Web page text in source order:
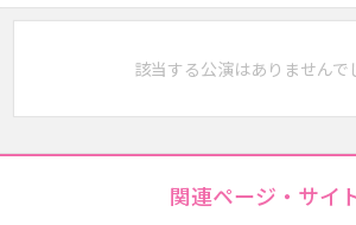
該当する公演はありませんで
関連ページ・サイ